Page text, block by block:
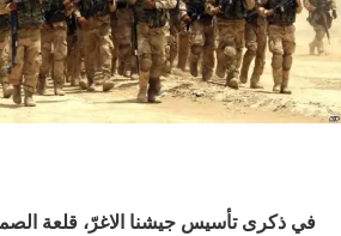
في ذكرى تأسيس جيشنا الاغرّ، قلعة